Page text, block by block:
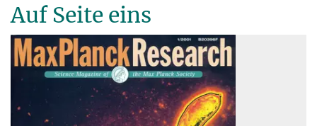
Auf Seite eins